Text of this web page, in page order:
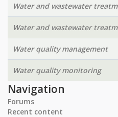
Water and wastewater
Water and wastewater
Water quality management
Water quality monitoring
Navigation
Forums
Recent content